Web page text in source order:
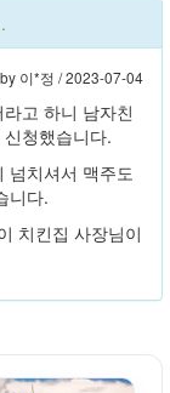
by 이*정 /2023-07-04
고 하니 남자친
청했습니다.
넘치셔서 맥주도
니다.
치킨집 사장님이